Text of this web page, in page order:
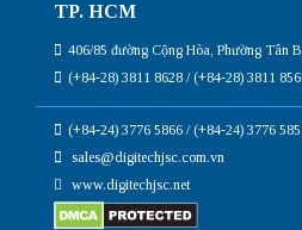
TP. HCM
406/85 đường Cộng Hòa, Phường Tân
(+84-28) 3811 8628 / (+84-28) 3811
(+84-24) 3776 5866 / (+84-24) 3776
sales@digitechjsc.com.vn
www.digitechjsc.net